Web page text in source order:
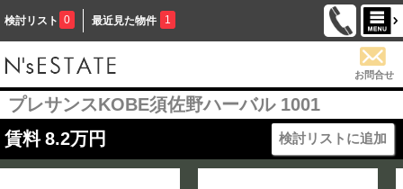
検討リスト 0 最近見た物件 1
お問合せ
プレサンスKOBE須佐野ハーバル 1001
賃料 8.2万円 検討リストに追加